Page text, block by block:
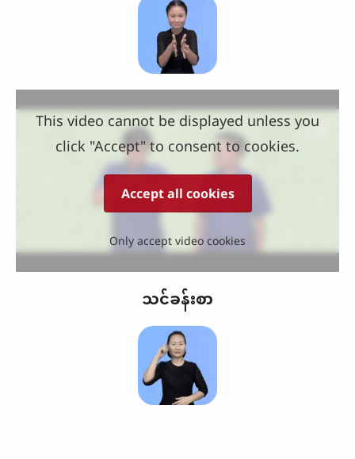
This video cannot be displayed unless you
click "Accept" to consent to cookies.
Accept all cookies
Only accept video cookies
သင်ခန်းစာ